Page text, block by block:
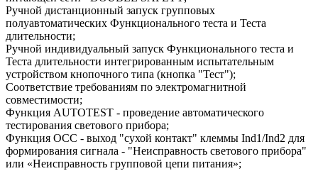
Ручной дистанционный запуск групповых
полуавтоматических Функционального теста и Теста
длительности;
Ручной индивидуальный запуск Функционального теста и
Теста длительности интегрированным испытательным
устройством кнопочного типа (кнопка "Тест");
Соответствие требованиям по электромагнитной
совместимости;
Функция AUTOTEST - проведение автоматического
тестирования светового прибора;
Функция OCC - выход "сухой контакт" клеммы Ind1/Ind2 для
формирования сигнала - "Неисправность светового прибора"
или «Неисправность групповой цепи питания»;